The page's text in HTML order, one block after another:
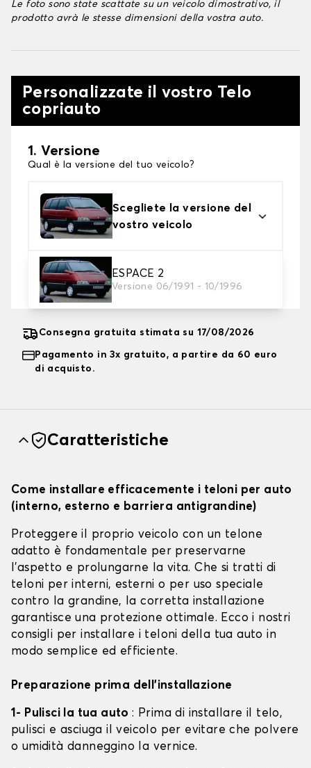
Le foto sono state scattate su un veicolo dimostrativo, il
prodotto avrà le stesse dimensioni della vostra auto.
Personalizzate il vostro Telo
copriauto
1. Versione
Qual è la versione del tuo veicolo?
Scegliete la versione del
vostro veicolo
ESPACE 2
Versione 06/1991 - 10/1996
2. Livello di protezione
Scegli il telo protettivo adatto alle tue esigenze
Consegna gratuita stimata su 17/08/2026
Pagamento in 3x gratuito, a partire da 60 euro
di acquisto.
Caratteristiche
Come installare efficacemente i teloni per auto
(interno, esterno e barriera antigrandine)
Proteggere il proprio veicolo con un telone
adatto è fondamentale per preservarne
l'aspetto e prolungarne la vita. Che si tratti di
teloni per interni, esterni o per uso speciale
contro la grandine, la corretta installazione
garantisce una protezione ottimale. Ecco i nostri
consigli per installare i teloni della tua auto in
modo semplice ed efficiente.
Preparazione prima dell'installazione
1- Pulisci la tua auto: Prima di installare il telo,
pulisci e asciuga il veicolo per evitare che polvere
o umidità danneggino la vernice.